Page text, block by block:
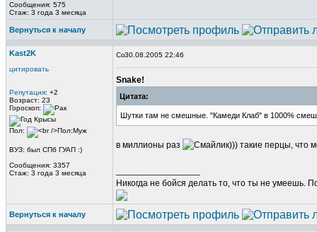
Сообщения: 575
Стаж: 3 года 3 месяца
Вернуться к началу
Kast2K
цитировать
Репутация: +2
Возраст: 23
Гороскоп:
Пол:
ВУЗ: был СПб ГУАП :)
Сообщения: 3357
Стаж: 3 года 3 месяца
30.08.2005 22:46
Snake!
Цитата:
Шутки там не смешные. "Камеди Клаб" в 1000%
в миллионы раз ))) такие перцы, что
Никогда не бойся делать то, что ты не умеешь.
Вернуться к началу